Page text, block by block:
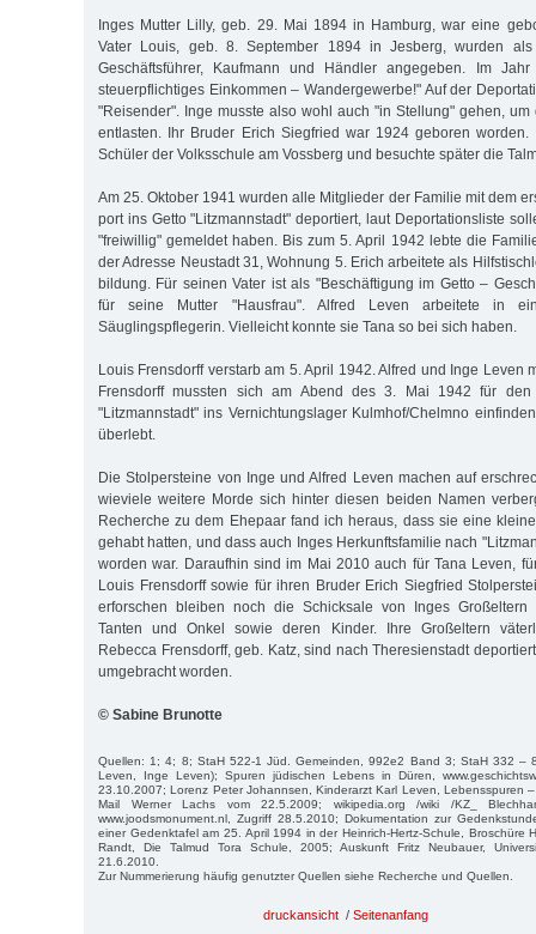
Inges Mutter Lilly, geb. 29. Mai 1894 in Hamburg, war eine
Vater Louis, geb. 8. September 1894 in Jesberg, wurden als
Geschäftsführer, Kaufmann und Händler angegeben. Im
steuerpflichtiges Einkommen – Wandergewerbe!" Auf der
"Reisender". Inge musste also wohl auch "in Stellung" gehen,
entlasten. Ihr Bruder Erich Siegfried war 1924 geboren
Schüler der Volksschule am Voss­berg und besuchte später die
Am 25. Oktober 1941 wurden alle Mitglieder der Familie mit dem
port ins Getto "Litzmannstadt" deportiert, laut Deportationsliste
"freiwillig" gemeldet haben. Bis zum 5. April 1942 lebte die
der Adresse Neustadt 31, Wohnung 5. Erich arbeitete als
bildung. Für seinen Vater ist als "Beschäftigung im Getto –
für seine Mutter "Hausfrau". Alfred Leven arbeitete in
Säuglingspflegerin. Vielleicht konnte sie Tana so bei sich haben.
Louis Frensdorff verstarb am 5. April 1942. Alfred und Inge Leven
Frensdorff mussten sich am Abend des 3. Mai 1942 für den
"Litzmannstadt" ins Vernichtungslager Kulmhof/Chelmno
überlebt.
Die Stolpersteine von Inge und Alfred Leven machen auf
wieviele weitere Morde sich hinter diesen beiden Namen
Recherche zu dem Ehepaar fand ich heraus, dass sie eine
gehabt hatten, und dass auch Inges Herkunftsfamilie nach
worden war. Daraufhin sind im Mai 2010 auch für Tana Leven,
Louis Frensdorff sowie für ihren Bruder Erich Siegfried
erforschen bleiben noch die Schicksale von Inges Großeltern
Tanten und Onkel sowie deren Kinder. Ihre Großeltern
Rebecca Frensdorff, geb. Katz, sind nach Theresienstadt
umgebracht worden.
© Sabine Brunotte
Quellen: 1; 4; 8; StaH 522-1 Jüd. Gemeinden, 992e2 Band 3; StaH 332 –
Leven, Inge Leven); Spuren jüdischen Lebens in Düren,
23.10.2007; Lorenz Peter Johannsen, Kinderarzt Karl Leven, Lebensspuren
Mail Werner Lachs vom 22.5.2009; wikipedia.org /wiki /KZ_
www.joodsmonument.nl, Zugriff 28.5.2010; Dokumentation zur
einer Gedenktafel am 25. April 1994 in der Heinrich-Hertz-Schule, Broschüre
Randt, Die Talmud Tora Schule, 2005; Auskunft Fritz Neubauer,
21.6.2010.
Zur Nummerierung häufig genutzter Quellen siehe Recherche und Quellen.
druckansicht / Seitenanfang